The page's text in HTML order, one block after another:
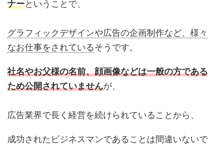
ナーということで、
グラフィックデザインや広告の企画制作など、 様々
なお仕事をされているそうです。
社名やお父様の名前、顔画像などは一般の方である
ため公開されていませんが、
広告業界で長く経営を続けられていることから、
成功されたビジネスマンであることは間違いないで